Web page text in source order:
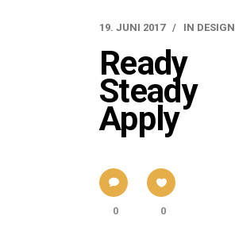
19. JUNI 2017 IN DESIGN
Ready
Steady
Apply
0 0